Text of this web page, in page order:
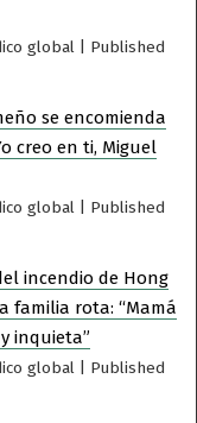
global
Published
se encomienda
creo en ti, Miguel
global
Published
incendio de Hong
familia rota: “Mamá
inquieta”
global
Published